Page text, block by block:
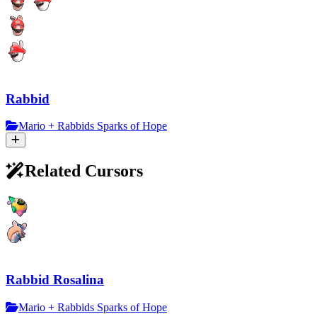
Rabbid
Mario + Rabbids Sparks of Hope
Related Cursors
Rabbid Rosalina
Mario + Rabbids Sparks of Hope